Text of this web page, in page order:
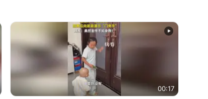
00:17